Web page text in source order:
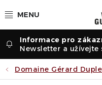
na
Vína dle druhu
Vína dle příležitosti
Newsletter a užívejte
Domaine Gérard